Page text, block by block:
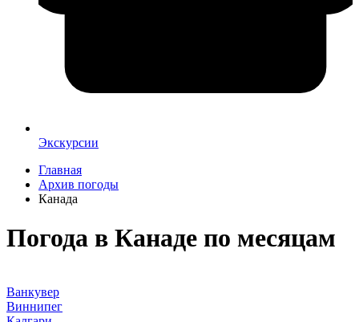
Экскурсии
Главная
Архив погоды
Канада
Погода в Канаде по месяцам
Ванкувер
Виннипег